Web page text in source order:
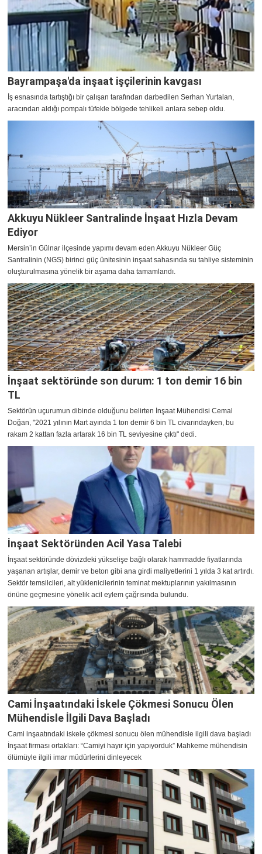
Bayrampaşa'da inşaat işçilerinin kavgası
İş esnasında tartıştığı bir çalışan tarafından darbedilen Serhan Yurtalan,
aracından aldığı pompalı tüfekle bölgede tehlikeli anlara sebep oldu.
Akkuyu Nükleer Santralinde İnşaat Hızla Devam
Ediyor
Mersin’in Gülnar ilçesinde yapımı devam eden Akkuyu Nükleer Güç
Santralinin (NGS) birinci güç ünitesinin inşaat sahasında su tahliye sisteminin
oluşturulmasına yönelik bir aşama daha tamamlandı.
İnşaat sektöründe son durum: 1 ton demir 16 bin
TL
Sektörün uçurumun dibinde olduğunu belirten İnşaat Mühendisi Cemal
Doğan, "2021 yılının Mart ayında 1 ton demir 6 bin TL civarındayken, bu
rakam 2 kattan fazla artarak 16 bin TL seviyesine çıktı" dedi.
İnşaat Sektöründen Acil Yasa Talebi
İnşaat sektöründe dövizdeki yükselişe bağlı olarak hammadde fiyatlarında
yaşanan artışlar, demir ve beton gibi ana girdi maliyetlerini 1 yılda 3 kat artırdı.
Sektör temsilcileri, alt yüklenicilerinin teminat mektuplarının yakılmasının
önüne geçmesine yönelik acil eylem çağrısında bulundu.
Cami İnşaatındaki İskele Çökmesi Sonucu Ölen
Mühendisle İlgili Dava Başladı
Cami inşaatındaki iskele çökmesi sonucu ölen mühendisle ilgili dava başladı
İnşaat firması ortakları: “Camiyi hayır için yapıyorduk” Mahkeme mühendisin
ölümüyle ilgili imar müdürlerini dinleyecek